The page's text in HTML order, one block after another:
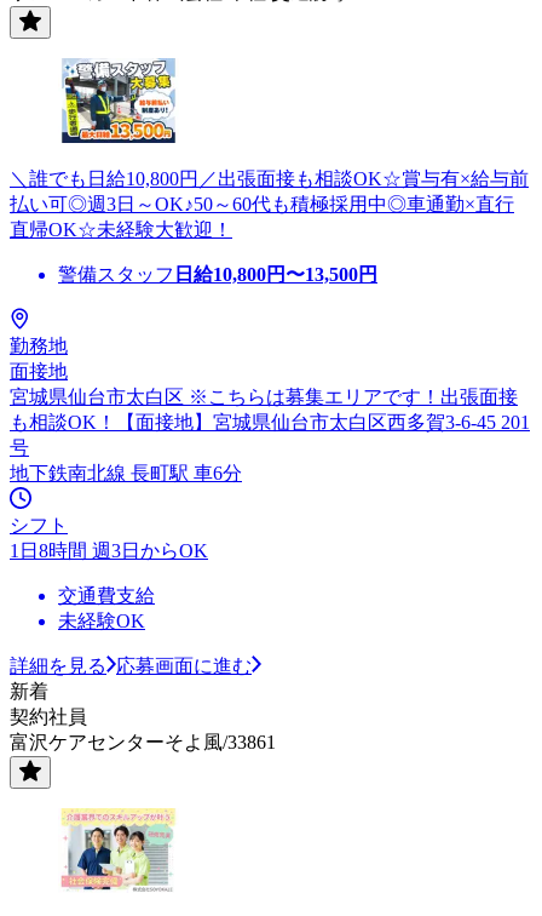
＼誰でも日給10,800円／出張面接も相談OK☆賞与有×給与前
払い可◎週3日～OK♪50～60代も積極採用中◎車通勤×直行
直帰OK☆未経験大歓迎！
警備スタッフ 日給10,800円〜13,500円
勤務地
面接地
宮城県仙台市太白区 ※こちらは募集エリアです！出張面接
も相談OK！【面接地】宮城県仙台市太白区西多賀3-6-45 201
号
地下鉄南北線 長町駅 車6分
シフト
1日8時間 週3日からOK
交通費支給
未経験OK
詳細を見る
応募画面に進む
新着
契約社員
富沢ケアセンターそよ風/33861